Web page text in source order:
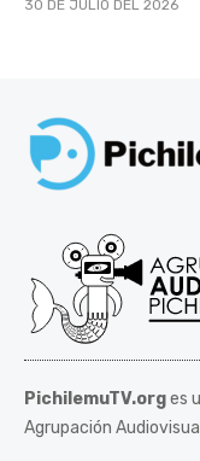
30 DE JULIO DEL 2026
PichilemuTV.orges
Agrupación